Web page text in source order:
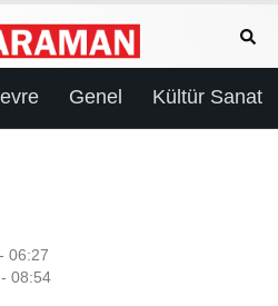
Genel Kültür Sanat
06:27
08:54